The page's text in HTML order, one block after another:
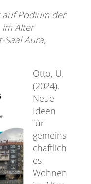
auf Podium der
im Alter
Saal Aura,
Otto, U.
(2024).
Neue
Ideen
für
gemeins
chaftlich
es
Wohnen